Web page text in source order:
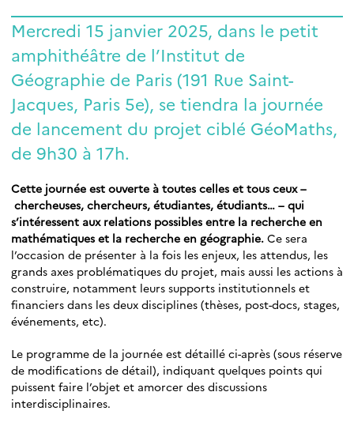
Mercredi 15 janvier 2025, dans le petit
amphithéâtre de l’Institut de
Géographie de Paris (191 Rue Saint-
Jacques, Paris 5e), se tiendra la journée
de lancement du projet ciblé GéoMaths,
de 9h30 à 17h.
Cette journée est ouverte à toutes celles et tous ceux –
chercheuses, chercheurs, étudiantes, étudiants… – qui
s’intéressent aux relations possibles entre la recherche en
mathématiques et la recherche en géographie. Ce sera
l’occasion de présenter à la fois les enjeux, les attendus, les
grands axes problématiques du projet, mais aussi les actions à
construire, notamment leurs supports institutionnels et
financiers dans les deux disciplines (thèses, post-docs, stages,
événements, etc).
Le programme de la journée est détaillé ci-après (sous réserve
de modifications de détail), indiquant quelques points qui
puissent faire l’objet et amorcer des discussions
interdisciplinaires.